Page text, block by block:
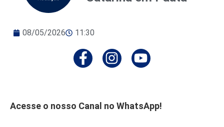
08/05/2026 11:30
Acesse o nosso Canal no WhatsApp!